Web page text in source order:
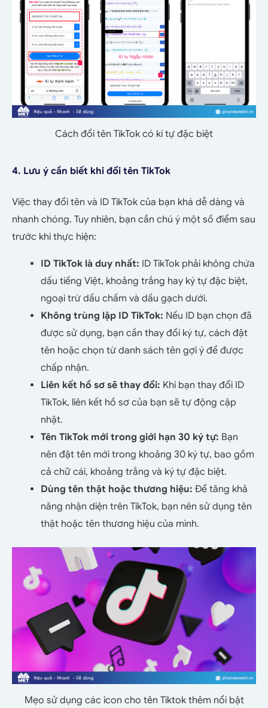
Cách đổi tên TikTok có kí tự đặc biệt
4. Lưu ý cần biết khi đổi tên TikTok
Việc thay đổi tên và ID TikTok của bạn khá dễ dàng và
nhanh chóng. Tuy nhiên, bạn cần chú ý một số điểm sau
trước khi thực hiện:
ID TikTok là duy nhất: ID TikTok phải không chứa
dấu tiếng Việt, khoảng trắng hay ký tự đặc biệt,
ngoại trừ dấu chấm và dấu gạch dưới.
Không trùng lặp ID TikTok: Nếu ID bạn chọn đã
được sử dụng, bạn cần thay đổi ký tự, cách đặt
tên hoặc chọn từ danh sách tên gợi ý để được
chấp nhận.
Liên kết hồ sơ sẽ thay đổi: Khi bạn thay đổi ID
TikTok, liên kết hồ sơ của bạn sẽ tự động cập
nhật.
Tên TikTok mới trong giới hạn 30 ký tự: Bạn
nên đặt tên mới trong khoảng 30 ký tự, bao gồm
cả chữ cái, khoảng trắng và ký tự đặc biệt.
Dùng tên thật hoặc thương hiệu: Để tăng khả
năng nhận diện trên TikTok, bạn nên sử dụng tên
thật hoặc tên thương hiệu của mình.
Mẹo sử dụng các icon cho tên Tiktok thêm nổi bật